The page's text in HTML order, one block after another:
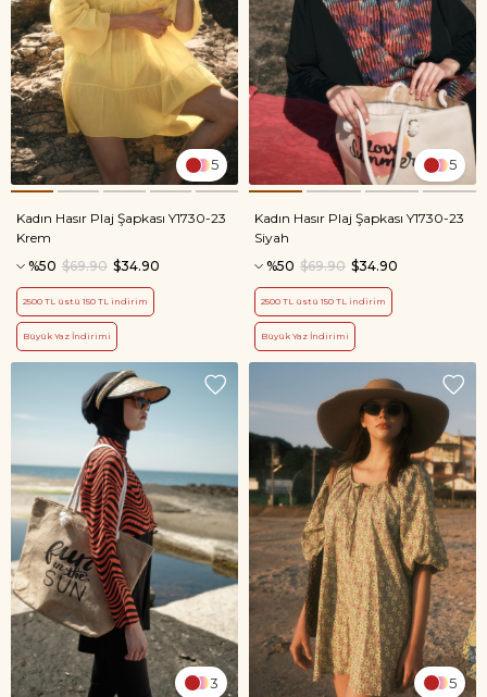
5
Kadın Hasır Plaj Şapkası Y1730-23
Krem
%50
$34.90
$69.90
2500 TL üstü 150 TL indirim
Büyük Yaz İndirimi
5
Kadın Hasır Plaj Şapkası Y1730-23
Siyah
%50
$34.90
$69.90
2500 TL üstü 150 TL indirim
Büyük Yaz İndirimi
3 5